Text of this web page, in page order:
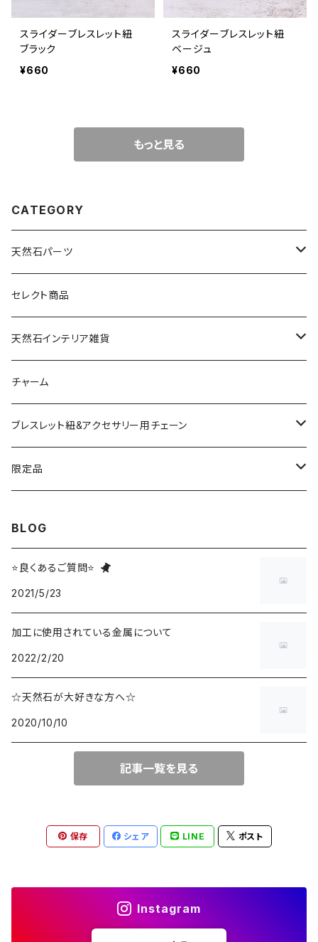
スライダーブレスレット紐
ブラック
¥660
スライダーブレスレット紐
ベージュ
¥660
もっと見る
CATEGORY
天然石パーツ
天然石
ドゥルージー
ソーラークォーツ
コッパー
アゲート
セレクト商品
天然石インテリア雑貨
天然石スライスコースター
天然石キャンドルホルダー
チャーム
ブレスレット紐&アクセサリー用チェーン
ネックレスチェーン
限定品
BLOG
⭐良くあるご質問⭐
2021/5/23
加工に使用されている金属について
2022/2/20
☆天然石が大好きな方へ☆
2020/10/10
記事一覧を見る
保存 シェア LINE ポスト
Instagram